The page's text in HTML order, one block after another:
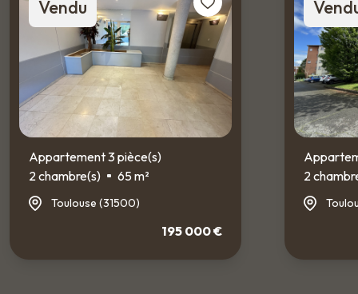
Vendu
Appartement 3 pièce(s)
2 chambre(s)
65 m²
Toulouse (31500)
195 000 €
2